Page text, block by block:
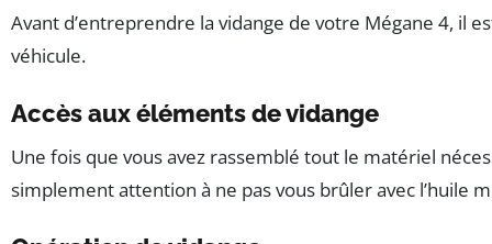
Avant d’entreprendre la vidange de votre Mégane 4, il
véhicule.
Accès aux éléments de vidange
Une fois que vous avez rassemblé tout le matériel
simplement attention à ne pas vous brûler avec l’huile